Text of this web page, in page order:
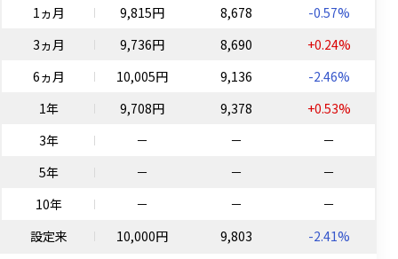
1ヵ月 9,815円 8,678
-0.57%
3ヵ月
9,736円 8,690
+0.24%
6ヵ月
10,005円 9,136
-2.46%
1年
9,708円 9,378
+0.53%
3年
－ －
－
5年
－ －
－
10年
－ －
－
設定来
10,000円 9,803 -2.41%